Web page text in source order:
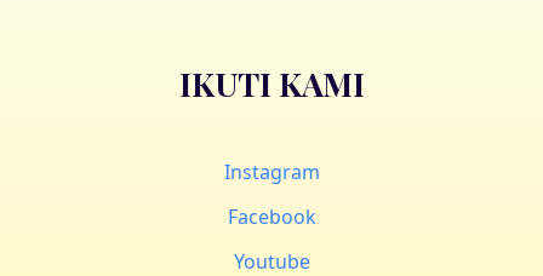
IKUTI KAMI
Instagram
Facebook
Youtube